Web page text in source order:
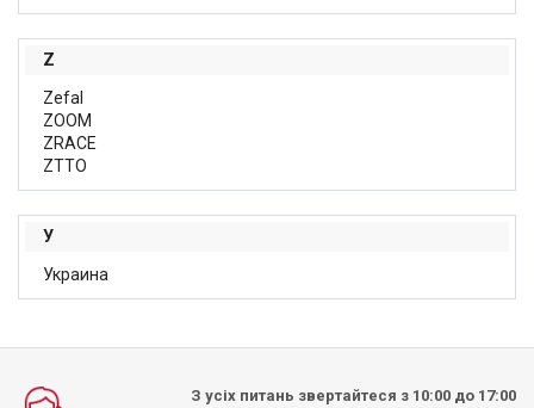
Z
Zefal
ZOOM
ZRACE
ZTTO
У
Украина
З усіх питань звертайтеся з 10:00 до 17:00